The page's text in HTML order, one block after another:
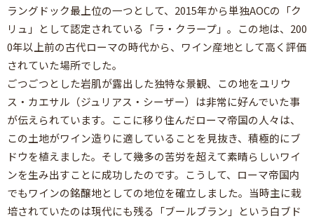
ラングドック最上位の一つとして、2015年から単独AOCの「ク
リュ」として認定されている「ラ・クラープ」。この地は、200
0年以上前の古代ローマの時代から、ワイン産地として高く評価
されていた場所でした。
ごつごつとした岩肌が露出した独特な景観、この地をユリウ
ス・カエサル（ジュリアス・シーザー）は非常に好んでいた事
が伝えられています。ここに移り住んだローマ帝国の人々は、
この土地がワイン造りに適していることを見抜き、積極的にブ
ドウを植えました。そして幾多の苦労を超えて素晴らしいワイ
ンを生み出すことに成功したのです。こうして、ローマ帝国内
でもワインの銘醸地としての地位を確立しました。当時主に栽
培されていたのは現代にも残る「ブールブラン」という白ブド